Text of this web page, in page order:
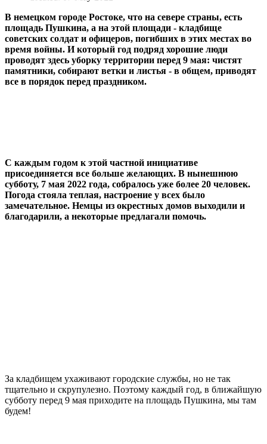
В немецком городе Ростоке, что на севере страны, есть
площадь Пушкина, а на этой площади - кладбище
советских солдат и офицеров, погибших в этих местах во
время войны. И который год подряд хорошие люди
проводят здесь уборку территории перед 9 мая: чистят
памятники, собирают ветки и листья - в общем, приводят
все в порядок перед праздником.
С каждым годом к этой частной инициативе
присоединяется все больше желающих. В нынешнюю
субботу, 7 мая 2022 года, собралось уже более 20 человек.
Погода стояла теплая, настроение у всех было
замечательное. Немцы из окрестных домов выходили и
благодарили, а некоторые предлагали помочь.
За кладбищем ухаживают городские службы, но не так
тщательно и скрупулезно. Поэтому каждый год, в ближайшую
субботу перед 9 мая приходите на площадь Пушкина, мы там
будем!